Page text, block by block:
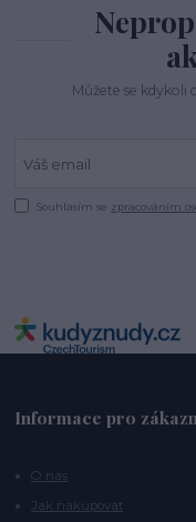
Můžete se kdykoli
Souhlasím se zpracováním
Informace pro
O nás
Jak nakupovat